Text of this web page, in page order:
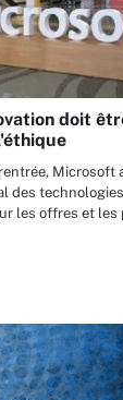
doit
Microsoft
des
les offres et les